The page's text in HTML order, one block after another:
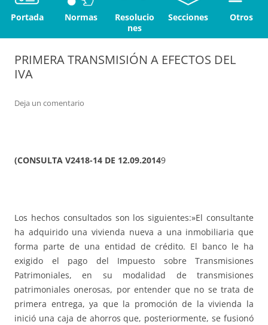
Portada Normas
Resolucio
nes
Secciones Otros
PRIMERA TRANSMISIÓN A EFECTOS DEL
IVA
Deja un comentario
(CONSULTA V2418-14 DE 12.09.20149
Los hechos consultados son los siguientes:»El consultante
ha adquirido una vivienda nueva a una inmobiliaria que
forma parte de una entidad de crédito. El banco le ha
exigido el pago del Impuesto sobre Transmisiones
Patrimoniales, en su modalidad de transmisiones
patrimoniales onerosas, por entender que no se trata de
primera entrega, ya que la promoción de la vivienda la
inició una caja de ahorros que, posteriormente, se fusionó